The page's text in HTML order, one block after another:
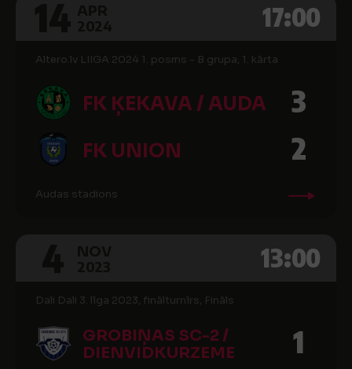
17:00
Altero.lv LIIGA 2024 1. posms - B grupa, 1. kārta
FK ĶEKAVA / AUDA 3
FK UNION 2
Audas stadions
13:00
Dali Dali 3. līga 2023, finālturnīrs, Fināls
GROBIŅAS SC-2 /
DIENVIDKURZEME
1